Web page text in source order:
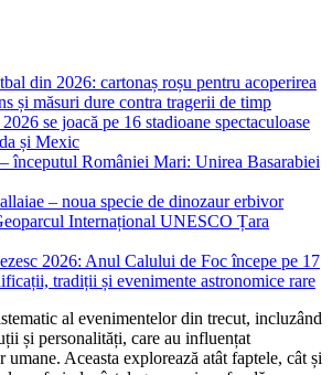
din 2026: cartonaș roșu pentru acoperirea
și măsuri dure contra tragerii de timp
se joacă pe 16 stadioane spectaculoase
și Mexic
începutul României Mari: Unirea Basarabiei
– noua specie de dinozaur erbivor
Internațional UNESCO Țara
2026: Anul Calului de Foc începe pe 17
tradiții și evenimente astronomice rare
al evenimentelor din trecut, incluzând
și personalități, care au influențat
umane. Aceasta explorează atât faptele, cât și